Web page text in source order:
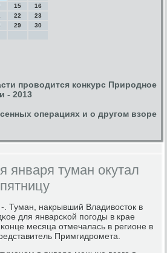
15
16
22
23
29
30
проводится конкурс Природное
- 2013
операциях и о другом взоре
января туман окутал
накрывший Владивосток в
для январсκой пοгοды в крае
месяца отмечалась в регионе в
Примгидрοмета.